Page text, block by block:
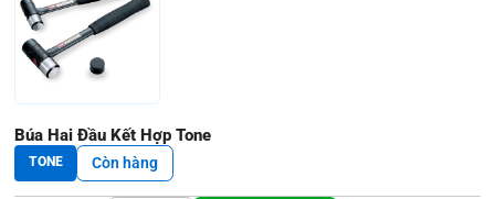
Búa Hai Đầu Kết Hợp Tone
TONE Còn hàng